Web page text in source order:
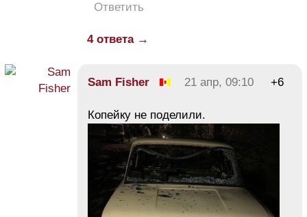
Ответить
4 ответа →
Sam Fisher 21 апр, 09:10 +6
Копейку не поделили.